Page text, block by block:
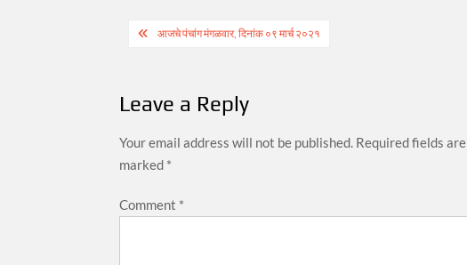
Postआजचे पंचांग मंगळवार, दिनांक ०९ मार्च २०२१
Leave a Reply
Your email address will not be published. Required fields are
marked *
Comment *